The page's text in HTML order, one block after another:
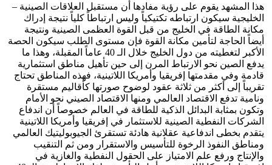
هذا المشهد يقوم على رؤية مفادها أن مستقبل العلاقات الصينية –
الخليجية سيكون ارتباطه تكتيكياً وليس ارتباطاً كلياً نتيجة إدراك
مكانة الطاقة في الخليج من قبل القوة العظمى الصينية ونتيجة
أيضاً الحاجة لتأمين مكانة القوة فإن مستوى الطلب سيكون الحصة
الأكبر لتغطيته من دول الخليج خلال الـ 40 عاماً المقبلة، وهذا ما
يدفع الصين نحو الارتباط المرن إلى حين تأهيل مناطق استثمارية
قادمة وفي مقدمتها إفريقيا وأمريكا اللاتينية، فهذه المناطق تحتاج
تقريباً إلى أكثر من ثلاثة عقود لوضوح صورتها كأقاليم مستقرة
ونامية تدفع الاقتصاد العالمي ومنها الاقتصاد الصيني نحو الأمام
وتكون بمثابة البدائل الذكية للطاقة في العالم خصوصاً أن اندفاع
الشركات النفطية الصينية للاستثمار في إفريقيا وأمريكا اللاتينية
يتقدم بخطى اندفاعية عقلانية هادئة تستقرئ الجيوبوليتيك العالمي
ومناطق النفوذ الرخوة للتأسيس والاستقرار ومن ثم التنقيب
والإنتاج ورفع علم الامتياز على الحقول النفطية والغازية في